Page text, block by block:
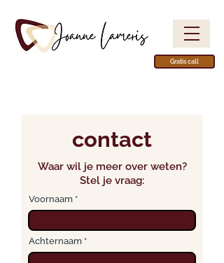
Gratis call
contact
Waar wil je meer over weten?
Stel je vraag:
Voornaam
Achternaam